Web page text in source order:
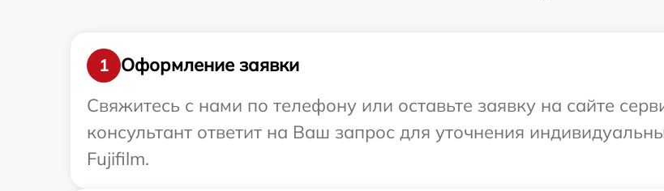
1
Оформление заявки
Свяжитесь с нами по телефону или оставьте заявку на сайте
консультант ответит на Ваш запрос для уточнения
Fujifilm.